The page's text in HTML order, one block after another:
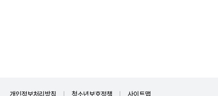
개인정보처리방침 청소년보호정책 사이트맵